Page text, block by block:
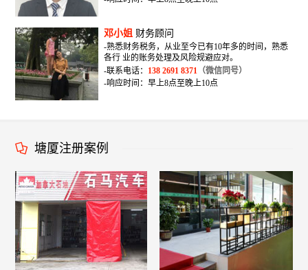
邓小姐 财务顾问
-熟悉财务税务，从业至今已有10年多的时间，熟悉
各行 业的账务处理及风险规避应对。
-联系电话： 138 2691 8371 （微信同号）
-响应时间：早上8点至晚上10点
塘厦注册案例